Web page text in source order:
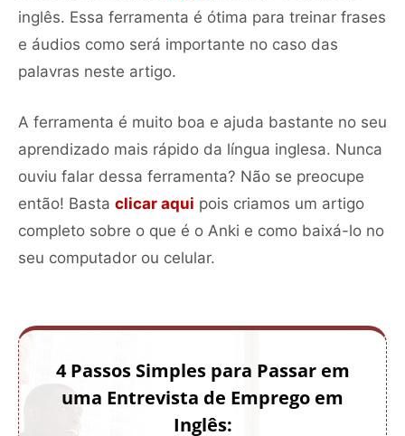
inglês. Essa ferramenta é ótima para treinar frases
e áudios como será importante no caso das
palavras neste artigo.
A ferramenta é muito boa e ajuda bastante no seu
aprendizado mais rápido da língua inglesa. Nunca
ouviu falar dessa ferramenta? Não se preocupe
então! Basta clicar aqui pois criamos um artigo
completo sobre o que é o Anki e como baixá-lo no
seu computador ou celular.
4 Passos Simples para Passar em
uma Entrevista de Emprego em
Inglês: